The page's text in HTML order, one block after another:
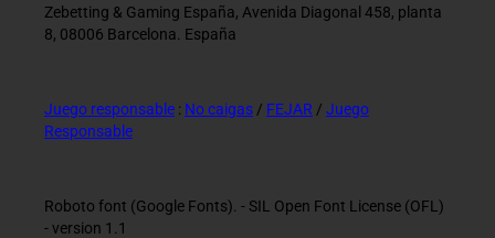
Zebetting & Gaming España, Avenida Diagonal 458, planta
8, 08006 Barcelona. España
Juego responsable : No caigas / FEJAR / Juego
Responsable
Roboto font (Google Fonts). - SIL Open Font License (OFL)
- version 1.1